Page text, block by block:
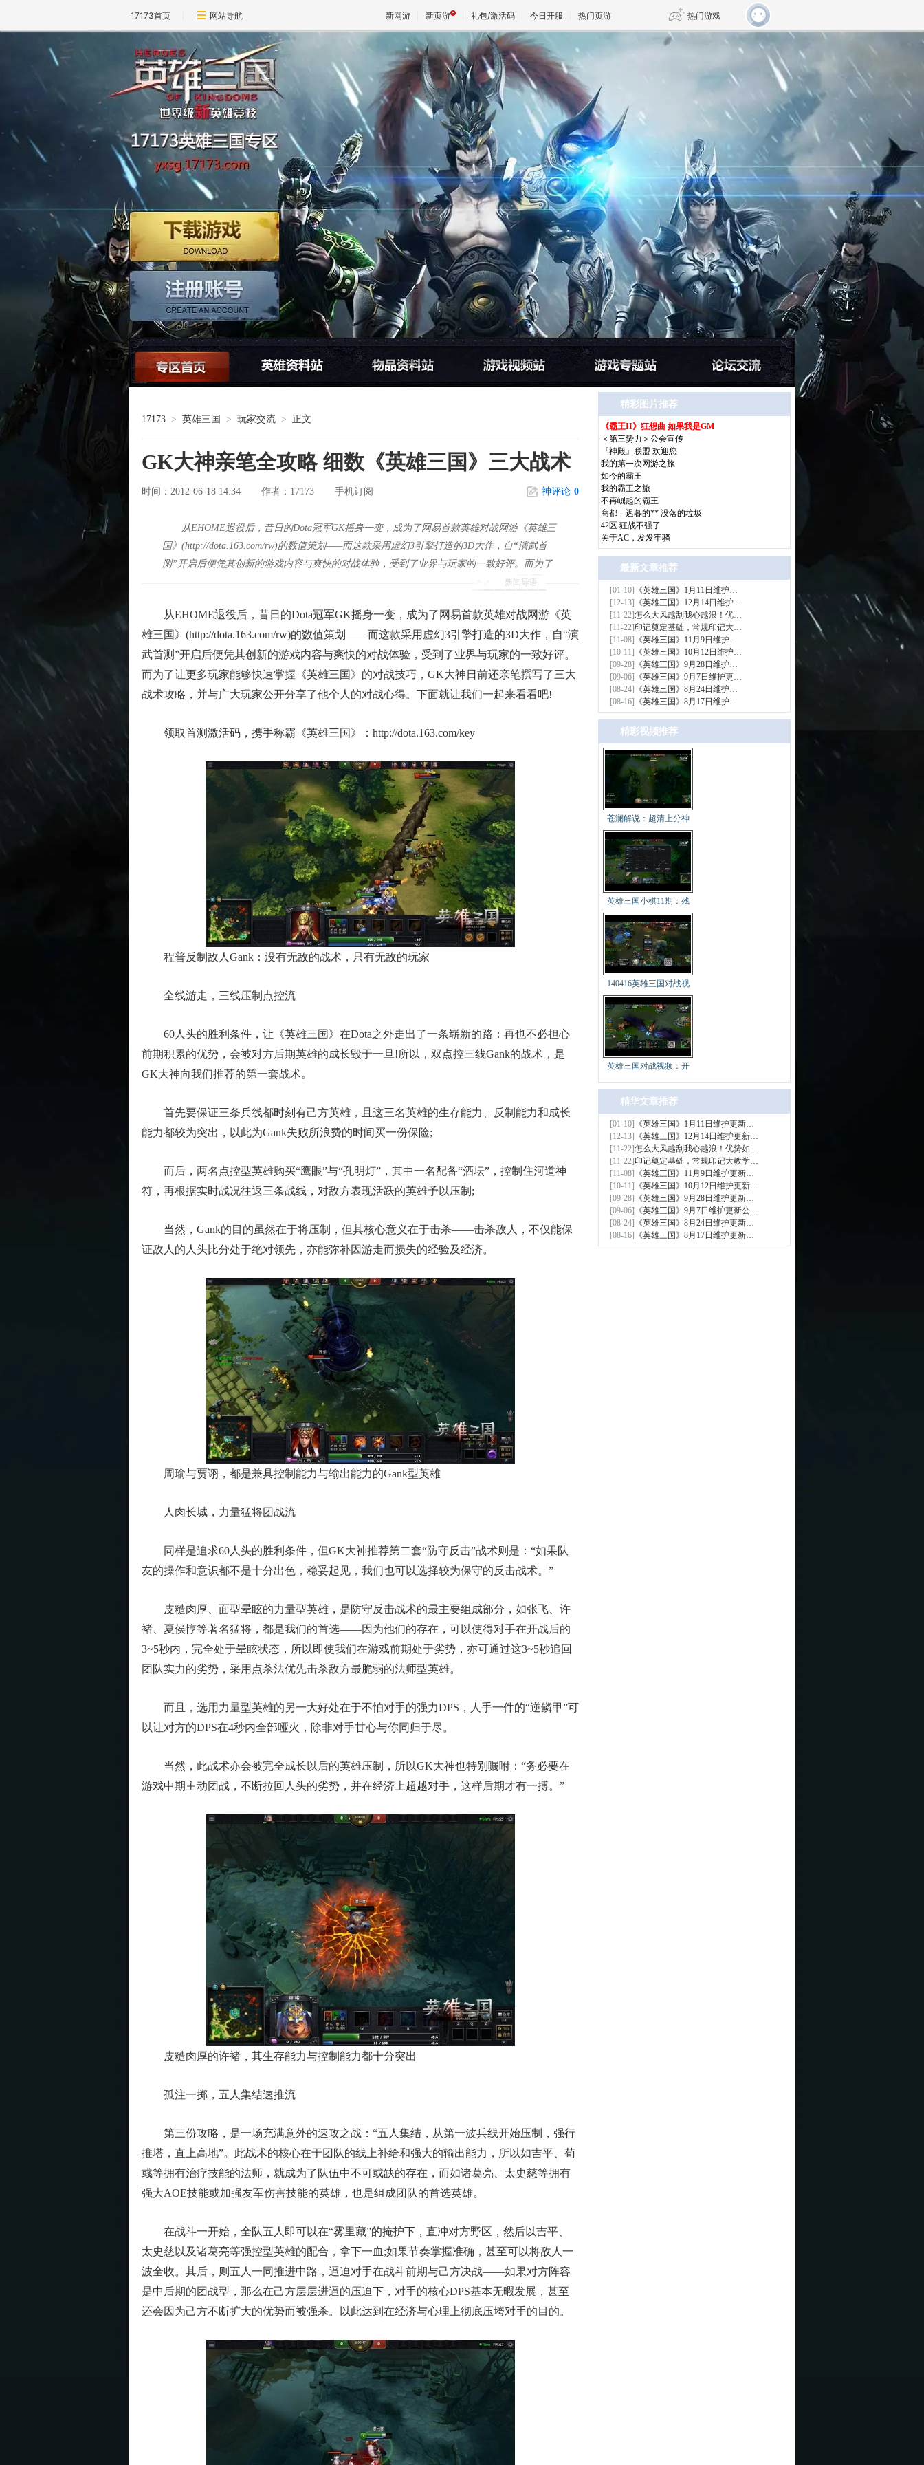
17173首页 网站导航 新网游 新页游 礼包/激活码 今日开服 热门页游 热门游戏
魔兽
天堂 剑网3旗舰版 新天龙八部
王权与自由 诛仙世界 新仙侠5
论坛交流
17173 > 英雄三国 > 玩家交流 > 正文
GK大神亲笔全攻略 细数《英雄三国》三大战术
时间：2012-06-18 14:34 作者： 17173 手机订阅 神评论 0
新闻导语
从EHOME退役后，昔日的Dota冠军GK摇身一变，成为了网易首款英雄对战网游《英雄三
国》(http://dota.163.com/rw)的数值策划——而这款采用虚幻3引擎打造的3D大作，自“演武首
测”开启后便凭其创新的游戏内容与爽快的对战体验，受到了业界与玩家的一致好评。而为了
从EHOME退役后，昔日的Dota冠军GK摇身一变，成为了网易首款英雄对战网游《英
雄三国》(http://dota.163.com/rw)的数值策划——而这款采用虚幻3引擎打造的3D大作，自“演
武首测”开启后便凭其创新的游戏内容与爽快的对战体验，受到了业界与玩家的一致好评。
而为了让更多玩家能够快速掌握《英雄三国》的对战技巧，GK大神日前还亲笔撰写了三大
战术攻略，并与广大玩家公开分享了他个人的对战心得。下面就让我们一起来看看吧!
领取首测激活码，携手称霸《英雄三国》：http://dota.163.com/key
程普反制敌人Gank：没有无敌的战术，只有无敌的玩家
全线游走，三线压制点控流
60人头的胜利条件，让《英雄三国》在Dota之外走出了一条崭新的路：再也不必担心
前期积累的优势，会被对方后期英雄的成长毁于一旦!所以，双点控三线Gank的战术，是
GK大神向我们推荐的第一套战术。
首先要保证三条兵线都时刻有己方英雄，且这三名英雄的生存能力、反制能力和成长
能力都较为突出，以此为Gank失败所浪费的时间买一份保险;
而后，两名点控型英雄购买“鹰眼”与“孔明灯”，其中一名配备“酒坛”，控制住河道神
符，再根据实时战况往返三条战线，对敌方表现活跃的英雄予以压制;
当然，Gank的目的虽然在于将压制，但其核心意义在于击杀——击杀敌人，不仅能保
证敌人的人头比分处于绝对领先，亦能弥补因游走而损失的经验及经济。
周瑜与贾诩，都是兼具控制能力与输出能力的Gank型英雄
人肉长城，力量猛将团战流
同样是追求60人头的胜利条件，但GK大神推荐第二套“防守反击”战术则是：“如果队
友的操作和意识都不是十分出色，稳妥起见，我们也可以选择较为保守的反击战术。”
皮糙肉厚、面型晕眩的力量型英雄，是防守反击战术的最主要组成部分，如张飞、许
褚、夏侯惇等著名猛将，都是我们的首选——因为他们的存在，可以使得对手在开战后的
3~5秒内，完全处于晕眩状态，所以即使我们在游戏前期处于劣势，亦可通过这3~5秒追回
团队实力的劣势，采用点杀法优先击杀敌方最脆弱的法师型英雄。
而且，选用力量型英雄的另一大好处在于不怕对手的强力DPS，人手一件的“逆鳞甲”可
以让对方的DPS在4秒内全部哑火，除非对手甘心与你同归于尽。
当然，此战术亦会被完全成长以后的英雄压制，所以GK大神也特别嘱咐：“务必要在
游戏中期主动团战，不断拉回人头的劣势，并在经济上超越对手，这样后期才有一搏。”
皮糙肉厚的许褚，其生存能力与控制能力都十分突出
孤注一掷，五人集结速推流
第三份攻略，是一场充满意外的速攻之战：“五人集结，从第一波兵线开始压制，强行
推塔，直上高地”。此战术的核心在于团队的线上补给和强大的输出能力，所以如吉平、荀
彧等拥有治疗技能的法师，就成为了队伍中不可或缺的存在，而如诸葛亮、太史慈等拥有
强大AOE技能或加强友军伤害技能的英雄，也是组成团队的首选英雄。
在战斗一开始，全队五人即可以在“雾里藏”的掩护下，直冲对方野区，然后以吉平、
太史慈以及诸葛亮等强控型英雄的配合，拿下一血;如果节奏掌握准确，甚至可以将敌人一
波全收。其后，则五人一同推进中路，逼迫对手在战斗前期与己方决战——如果对方阵容
是中后期的团战型，那么在己方层层进逼的压迫下，对手的核心DPS基本无暇发展，甚至
还会因为己方不断扩大的优势而被强杀。以此达到在经济与心理上彻底压垮对手的目的。
精彩图片推荐
更多>
《霸王II》狂想曲 如果我是GM
＜第三势力＞公会宣传
『神殿』联盟 欢迎您
我的第一次网游之旅
如今的霸王
我的霸王之旅
不再崛起的霸王
商都—迟暮的** 没落的垃圾
42区 狂战不强了
关于AC，发发牢骚
最新文章推荐
更多>[01-10]
《英雄三国》1月11日维护…
[12-13]
《英雄三国》12月14日维护…
[11-22]怎么大风越刮我心越浪！优…
[11-22]印记奠定基础，常规印记大…
[11-08]
《英雄三国》11月9日维护…
[10-11]
《英雄三国》10月12日维护…
[09-28]
《英雄三国》9月28日维护…
[09-06]
《英雄三国》9月7日维护更…
[08-24]
《英雄三国》8月24日维护…
[08-16]
《英雄三国》8月17日维护…
精彩视频推荐
更多>
苍澜解说：超清上分神
英雄三国小棋11期：残
140416英雄三国对战视
英雄三国对战视频：开
精华文章推荐
更多>[01-10]
《英雄三国》1月11日维护更新…
[12-13]
《英雄三国》12月14日维护更新…
[11-22]怎么大风越刮我心越浪！优势如…
[11-22]印记奠定基础，常规印记大教学…
[11-08]
《英雄三国》11月9日维护更新…
[10-11]
《英雄三国》10月12日维护更新…
[09-28]
《英雄三国》9月28日维护更新…
[09-06]
《英雄三国》9月7日维护更新公…
[08-24]
《英雄三国》8月24日维护更新…
[08-16]
《英雄三国》8月17日维护更新…